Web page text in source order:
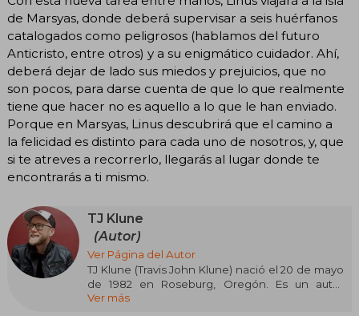
de Marsyas, donde deberá supervisar a seis huérfanos
catalogados como peligrosos (hablamos del futuro
Anticristo, entre otros) y a su enigmático cuidador. Ahí,
deberá dejar de lado sus miedos y prejuicios, que no
son pocos, para darse cuenta de que lo que realmente
tiene que hacer no es aquello a lo que le han enviado.
Porque en Marsyas, Linus descubrirá que el camino a
la felicidad es distinto para cada uno de nosotros, y, que
si te atreves a recorrerlo, llegarás al lugar donde te
encontrarás a ti mismo.
TJ Klune
(Autor)
Ver Página del Autor
TJ Klune (Travis John Klune) nació el 20 de mayo
de 1982 en Roseburg, Oregón. Es un autor
estadounidense reconocido por combinar
Ver más